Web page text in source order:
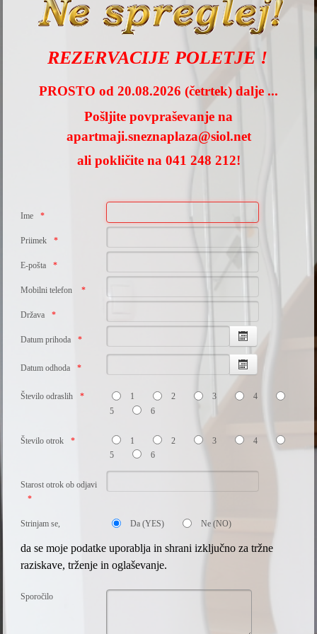
REZERVACIJE POLETJE !
PROSTO od 20.08.2026 (četrtek) dalje ...
Pošljite povpraševanje na
apartmaji.sneznaplaza@siol.net
ali pokličite na 041 248 212!
Ime
Priimek
E-pošta
Mobilni telefon
Država
Datum prihoda
Datum odhoda
Število odraslih 1 2 3
4
5
6
Število otrok 1 2 3
4
5
6
Starost otrok ob odjavi
Strinjam se, Da (YES) Ne (NO)
da se moje podatke uporablja in shrani izključno za tržne
raziskave, trženje in oglaševanje.
Sporočilo